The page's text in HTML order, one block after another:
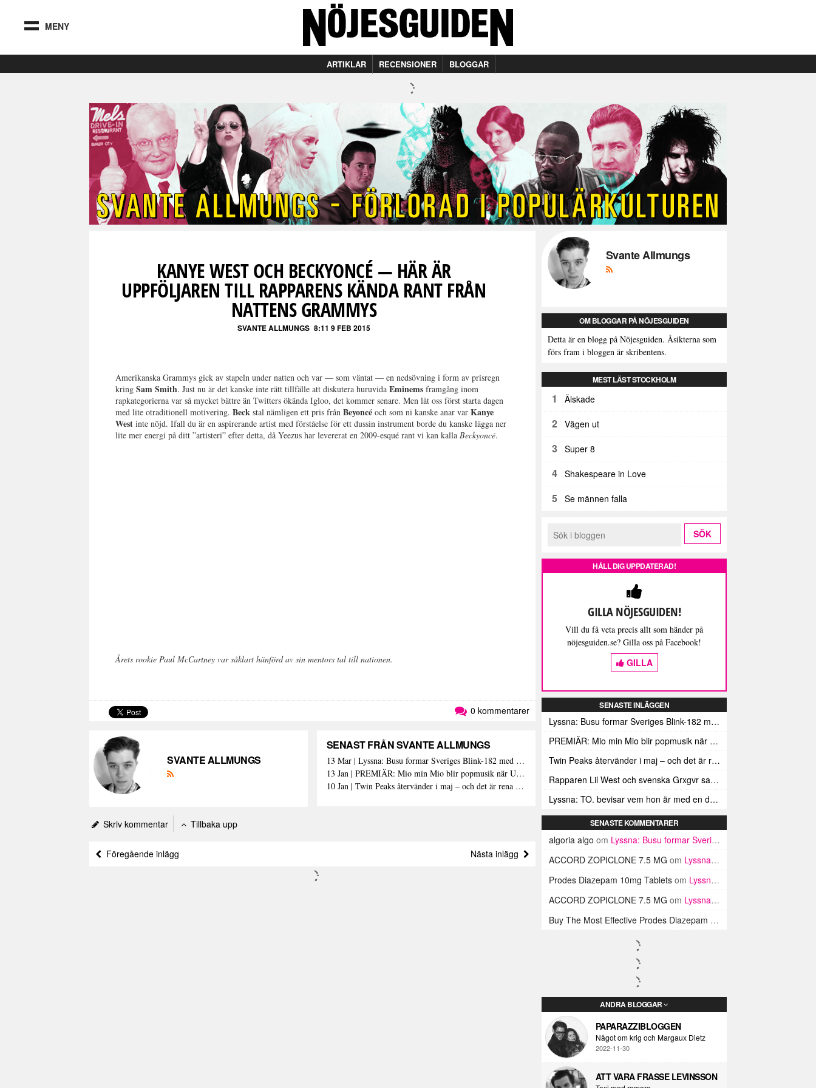
MENY
ARTIKLAR RECENSIONER BLOGGAR
KANYE WEST OCH BECKYONCÉ — HÄR ÄR
UPPFÖLJAREN TILL RAPPARENS KÄNDA RANT FRÅN
NATTENS GRAMMYS
SVANTE ALLMUNGS 8:11 9 FEB 2015
Amerikanska Grammys gick av stapeln under natten och var — som väntat — en nedsövning i form av prisregn
kringSam Smith. Just nu är det kanske inte rätt tillfälle att diskutera huruvidaEminems framgång inom
rapkategorierna var så mycket bättre än Twitters ökända Igloo, det kommer senare. Men låt oss först starta dagen
med lite otraditionell motivering.Beck stal nämligen ett pris frånBeyoncé och som ni kanske anar varKanye
West inte nöjd. Ifall du är en aspirerande artist med förståelse för ett dussin instrument borde du kanske lägga ner
lite mer energi på ditt ”artisteri” efter detta, då Yeezus har levererat en 2009-esqué rant vi kan kallaBeckyoncé.
Årets rookie Paul McCartney var såklart hänförd av sin mentors tal till nationen.
0 kommentarer
SVANTE ALLMUNGS
SENAST FRÅN SVANTE ALLMUNGS
13 Mar | Lyssna: Busu formar Sveriges Blink-182 med sin nya pop-punk-rap-låt
13 Jan | PREMIÄR: Mio min Mio blir popmusik när Ungdom släpper sin debutvideo
10 Jan | Twin Peaks återvänder i maj – och det är rena heroinet enligt Showtimes boss
Skriv kommentar Tillbaka upp
Föregående inlägg Nästa inlägg
Svante Allmungs
OM BLOGGAR PÅ NÖJESGUIDEN
Detta är en blogg på Nöjesguiden. Åsikterna som
förs fram i bloggen är skribentens.
MEST LÄST STOCKHOLM
1 Älskade
2 Vägen ut
3 Super 8
4 Shakespeare in Love
5 Se männen falla
HÅLL DIG UPPDATERAD!
GILLA NÖJESGUIDEN!
Vill du få veta precis allt som händer på
nöjesguiden.se? Gilla oss på Facebook!
GILLA
SENASTE INLÄGGEN
Lyssna: Busu formar Sveriges Blink-182 med sin nya pop-punk-rap-låt
PREMIÄR: Mio min Mio blir popmusik när Ungdom släpper sin debutvideo
Twin Peaks återvänder i maj – och det är rena heroinet enligt Showtimes boss
Rapparen Lil West och svenska Grxgvr samarbetar på den egensinniga bangern Lie To You
Lyssna: TO. bevisar vem hon är med en debut gjord för framtiden
SENASTE KOMMENTARER
algoria algo om Lyssna: Busu formar Sveriges Blink-182 med sin nya pop-punk-rap-låt
ACCORD ZOPICLONE 7.5 MG om Lyssna: Busu formar Sveriges Blink-182 med sin nya pop-punk-rap-låt
Prodes Diazepam 10mg Tablets om Lyssna: Busu formar Sveriges Blink-182 med sin nya pop-punk-rap-låt
ACCORD ZOPICLONE 7.5 MG om Lyssna: Busu formar Sveriges Blink-182 med sin nya pop-punk-rap-låt
Buy The Most Effective Prodes Diazepam Tablets In UK
ANDRA BLOGGAR
PAPARAZZIBLOGGEN
Något om krig och Margaux Dietz
2022-11-30
ATT VARA FRASSE LEVINSSON